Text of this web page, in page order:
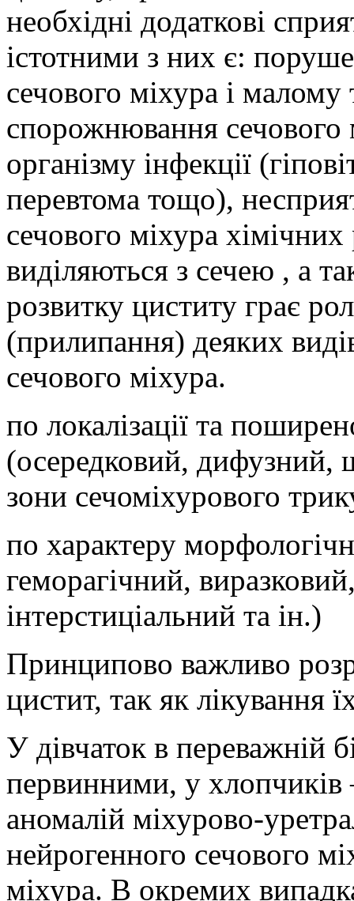
необхідні додаткові
істотними з них є:
сечового міхура і
спорожнювання сечового
організму інфекції
перевтома тощо),
сечового міхура
виділяються з сечею , а
розвитку циститу грає
(прилипання) деяких
сечового міхура.
по локалізації та
(осередковий, дифузний,
зони сечоміхурового
по характеру
геморагічний,
інтерстиціальний та ін.)
Принципово важливо
цистит, так як лікування
У дівчаток в переважній
первинними, у хлопчиків
аномалій міхурово-
нейрогенного сечового
міхура. В окремих